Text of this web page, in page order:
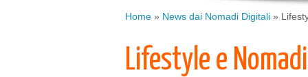
Home » News dai Nomadi Digitali »
Lifestyle e